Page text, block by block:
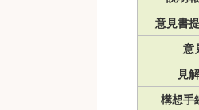
意見書
意
見
構想手